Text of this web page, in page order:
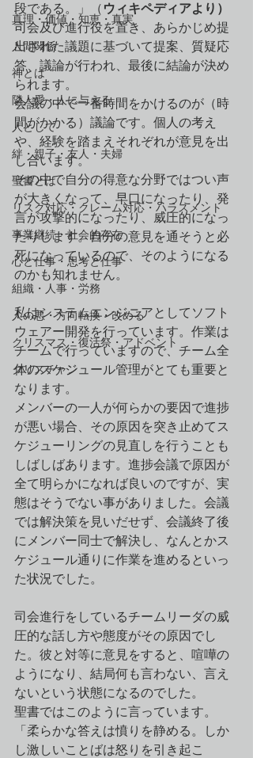
真理・価値・知恵・真実
人間関係
神とは
隣人愛・人に与える
人として
絆・親子・友人・夫婦
聖書とは
リスク対応・クレーム対応・ハラスメント
事業継続・社会的存在
心と仕事・思考と仕事
組織・人事・労務
人の悪・方向転換・改める
クリスマス・復活祭・アドベント
クリスチャン
段である。」（ ウィキペディアより）
司会及び進行役を置き、あらかじめ提
出された議題に基づいて提案、質疑応
答、議論が行われ、最後に結論が決め
られます。
会議の中で一番時間をかけるのが（時
間がかかる）議論です。個人の考え
や、経験を踏まえそれぞれが意見を出
し合います。
その中で自分の得意な分野ではつい声
が大きくなって、早口になったり、発
言が攻撃的になったり、威圧的になっ
たりします。自分の意見を通そうと必
死になっているので、そのようになる
のかも知れません。
私はシステムエンジニアとしてソフト
ウェアー開発を行っています。作業は
チームで行っていますので、チーム全
体のスケジュール管理がとても重要と
なります。
メンバーの一人が何らかの要因で進捗
が悪い場合、その原因を突き止めてス
ケジューリングの見直しを行うことも
しばしばあります。進捗会議で原因が
全て明らかになれば良いのですが、実
態はそうでない事がありました。会議
では解決策を見いだせず、会議終了後
にメンバー同士で解決し、なんとかス
ケジュール通りに作業を進めるといっ
た状況でした。
司会進行をしているチームリーダの威
圧的な話し方や態度がその原因でし
た。彼と対等に意見をすると、喧嘩の
ようになり、結局何も言わない、言え
ないという状態になるのでした。
聖書ではこのように言っています。
「柔らかな答えは憤りを静める。しか
し激しいことばは怒りを引き起こ